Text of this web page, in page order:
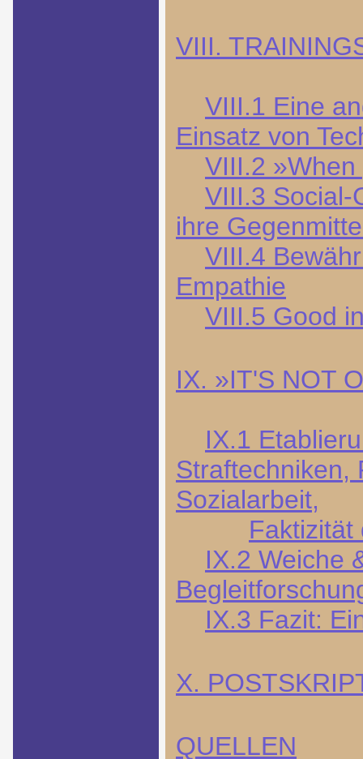
VIII.
VIII.1 Eine
Einsatz von
VIII.2
VIII.3 Social-
ihre
VIII.4
Empathie
VIII.5 Good
IX. »IT'S NOT
IX.1
Straftechniken,
Sozialarbeit,
Faktizität
IX.2 Weiche
IX.3 Fazit:
X.
QUELLEN